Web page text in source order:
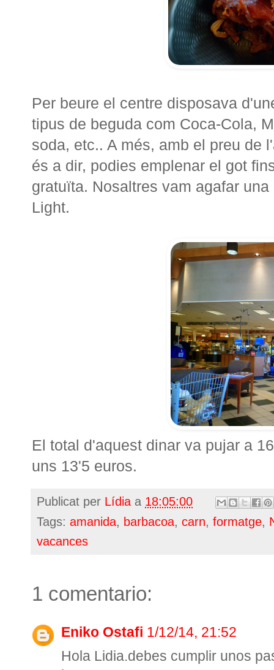
Per beure el centre disposava
tipus de beguda com Coca-Cola,
soda, etc.. A més, amb el preu
és a dir, podies emplenar el got
gratuïta. Nosaltres vam agafar
Light.
El total d'aquest dinar va pujar a
uns 13'5 euros.
Publicat per Lídia a 18:05:00
Tags: amanida, barbacoa, carn, formatge,
vacances
1 comentario:
Eniko Ostafi 1/12/14, 21:52
Hola Lidia.debes cumplir unos